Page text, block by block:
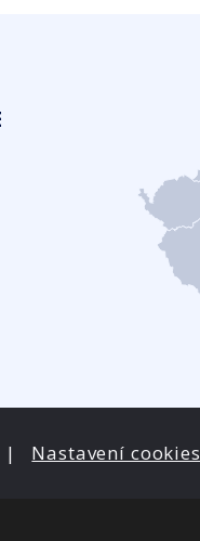
| Nastavení cookies